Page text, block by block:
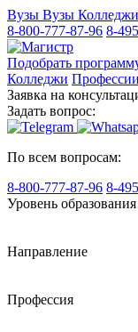
Вузы Вузы Колледжи
8-800-777-87-96 8-
Подобрать
Колледжи Профессии
Заявка на
Задать вопрос:
По всем вопросам:
8-800-777-87-96 8-
Уровень образования
Направление
Профессия